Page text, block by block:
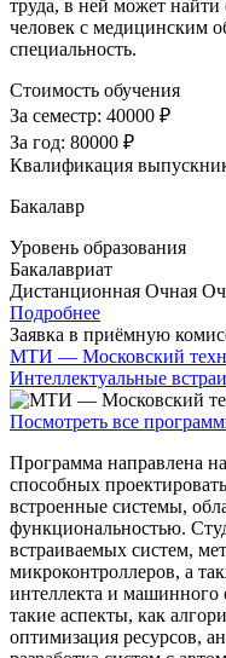
труда, в ней может найти
человек с медицинским
специальность.
Стоимость обучения
За семестр: 40000 ₽
За год: 80000 ₽
Квалификация
Бакалавр
Уровень образования
Бакалавриат
Дистанционная Очная
Подробнее
Заявка в приёмную
МТИ — Московский
Интеллектуальные
Посмотреть все
Программа направлена
способных
встроенные системы,
функциональностью.
встраиваемых систем,
микроконтроллеров, а
интеллекта и машинного
такие аспекты, как
оптимизация ресурсов,